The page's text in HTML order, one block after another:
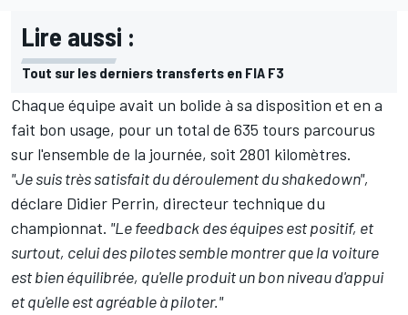
Lire aussi :
Tout sur les derniers transferts en FIA F3
Chaque équipe avait un bolide à sa disposition et en a
fait bon usage, pour un total de 635 tours parcourus
sur l'ensemble de la journée, soit 2801 kilomètres.
"Je suis très satisfait du déroulement du shakedown",
déclare Didier Perrin, directeur technique du
championnat. "Le feedback des équipes est positif, et
surtout, celui des pilotes semble montrer que la voiture
est bien équilibrée, qu'elle produit un bon niveau d'appui
et qu'elle est agréable à piloter."